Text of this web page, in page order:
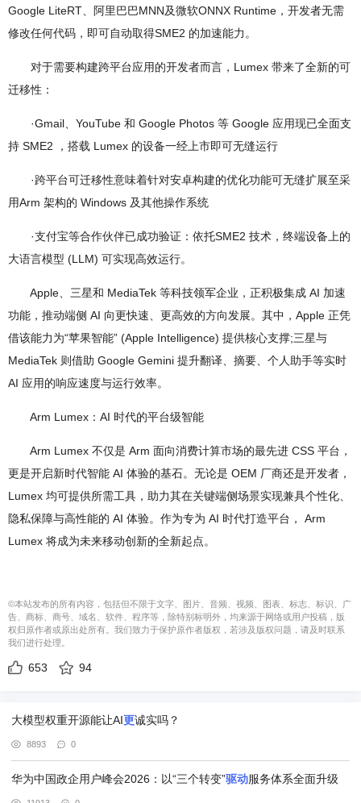
Google LiteRT、阿里巴巴MNN及微软ONNX Runtime，开发者无需
修改任何代码，即可自动取得SME2 的加速能力。
对于需要构建跨平台应用的开发者而言，Lumex 带来了全新的可
迁移性：
·Gmail、YouTube 和 Google Photos 等 Google 应用现已全面支
持 SME2 ，搭载 Lumex 的设备一经上市即可无缝运行
·跨平台可迁移性意味着针对安卓构建的优化功能可无缝扩展至采
用Arm 架构的 Windows 及其他操作系统
·支付宝等合作伙伴已成功验证：依托SME2 技术，终端设备上的
大语言模型 (LLM) 可实现高效运行。
Apple、三星和 MediaTek 等科技领军企业，正积极集成 AI 加速
功能，推动端侧 AI 向更快速、更高效的方向发展。其中，Apple 正凭
借该能力为“苹果智能” (Apple Intelligence) 提供核心支撑;三星与
MediaTek 则借助 Google Gemini 提升翻译、摘要、个人助手等实时
AI 应用的响应速度与运行效率。
Arm Lumex：AI 时代的平台级智能
Arm Lumex 不仅是 Arm 面向消费计算市场的最先进 CSS 平台，
更是开启新时代智能 AI 体验的基石。无论是 OEM 厂商还是开发者，
Lumex 均可提供所需工具，助力其在关键端侧场景实现兼具个性化、
隐私保障与高性能的 AI 体验。作为专为 AI 时代打造平台， Arm
Lumex 将成为未来移动创新的全新起点。
©本站发布的所有内容，包括但不限于文字、图片、音频、视频、图表、标志、标识、广
告、商标、商号、域名、软件、程序等，除特别标明外，均来源于网络或用户投稿，版
权归原作者或原出处所有。我们致力于保护原作者版权，若涉及版权问题，请及时联系
我们进行处理。
653 94
大模型权重开源能让AI更诚实吗？
8893 0
华为中国政企用户峰会2026：以“三个转变”驱动服务体系全面升级